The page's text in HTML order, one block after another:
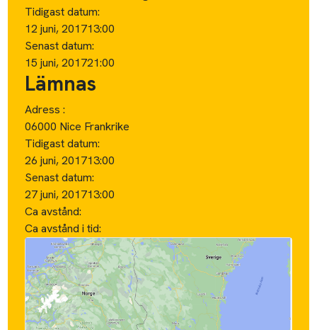
Tidigast datum:
12 juni, 201713:00
Senast datum:
15 juni, 201721:00
Lämnas
Adress :
06000 Nice Frankrike
Tidigast datum:
26 juni, 201713:00
Senast datum:
27 juni, 201713:00
Ca avstånd:
Ca avstånd i tid: